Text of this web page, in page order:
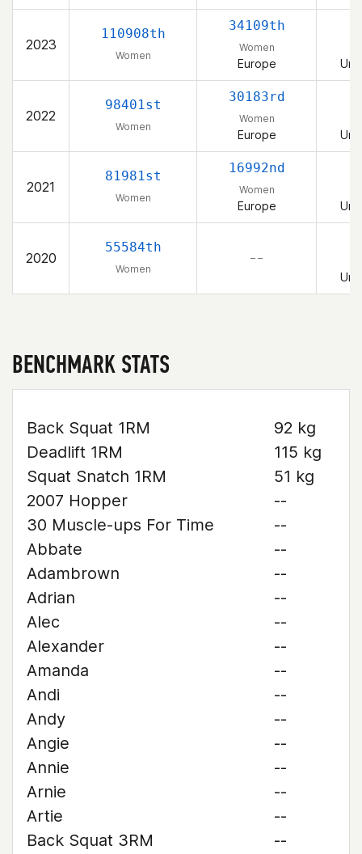
2023
110908th
Women
34109th
Women
Europe
2022
98401st
Women
30183rd
Women
Europe
2021
81981st
Women
16992nd
Women
Europe
2020
55584th
Women
– –
BENCHMARK STATS
Back Squat 1RM
92 kg
Deadlift 1RM
115 kg
Squat Snatch 1RM
51 kg
2007 Hopper
--
30 Muscle-ups For Time
--
Abbate
--
Adambrown
--
Adrian
--
Alec
--
Alexander
--
Amanda
--
Andi
--
Andy
--
Angie
--
Annie
--
Arnie
--
Artie
--
Back Squat 3RM
--